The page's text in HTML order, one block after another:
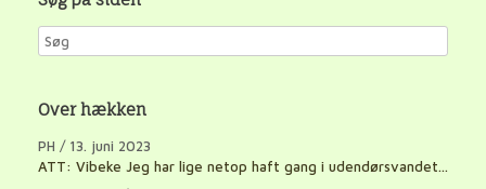
Over hækken
PH / 13. juni 2023
ATT: Vibeke Jeg har lige netop haft gang i udendørsvandet...